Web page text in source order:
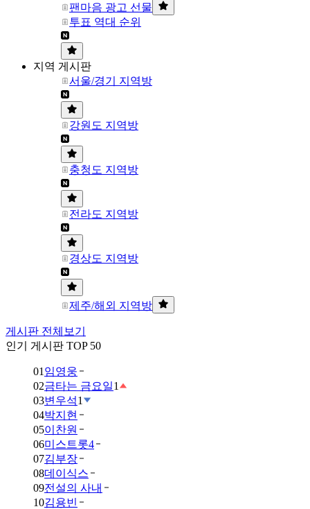
팬마음 광고 선물
투표 역대 순위
지역 게시판
서울/경기 지역방
강원도 지역방
충청도 지역방
전라도 지역방
경상도 지역방
제주/해외 지역방
게시판 전체보기
인기 게시판 TOP 50
01 임영웅
02금타는 금요일1
03변우석1
04박지현
05이찬원
06미스트롯4
07김부장
08데이식스
09전설의 사내
10김용빈